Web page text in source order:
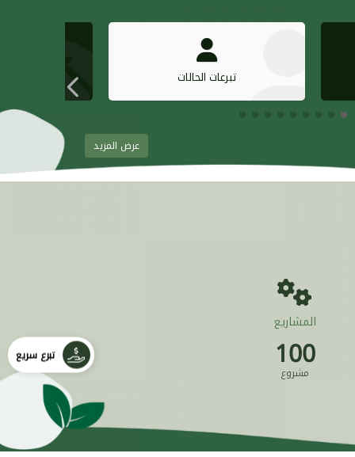
تبرعات الحالات
عرض المزيد
المشاريع
100
مشروع
تبرع سريع